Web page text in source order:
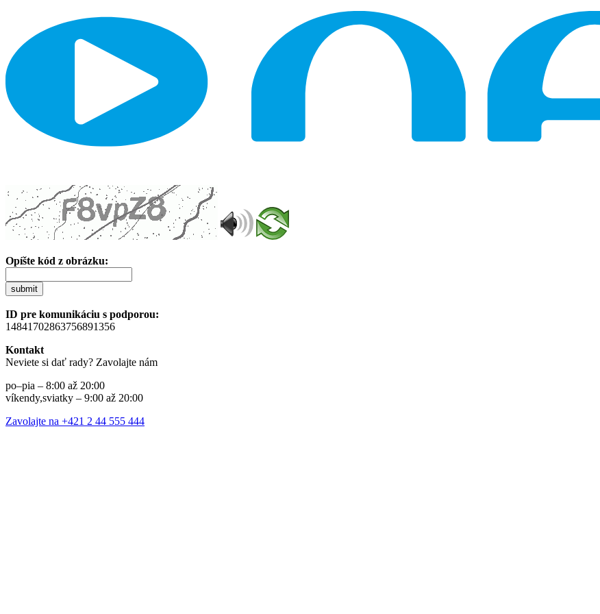
Opíšte kód z obrázku:
submit
ID pre komunikáciu s podporou:
14841702863756891356
Kontakt
Neviete si dať rady? Zavolajte nám
po–pia – 8:00 až 20:00
víkendy,sviatky – 9:00 až 20:00
Zavolajte na +421 2 44 555 444